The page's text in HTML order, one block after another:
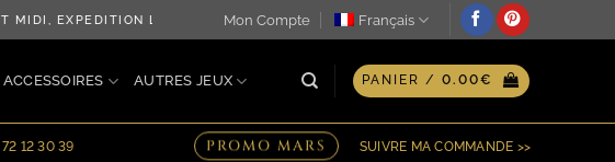
LE JOUR MÊME ♖ OPTION GRAVURE PERSONNALISÉE SUR
Mon Compte Français
ACCESSOIRES AUTRES JEUX PANIER / 0.00€
12 30 39 PROMO MARS SUIVRE MA COMMANDE >>